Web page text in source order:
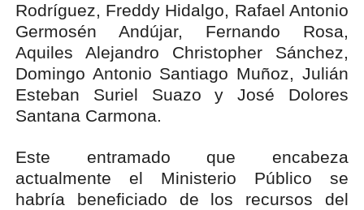
Rodríguez, Freddy Hidalgo, Rafael Antonio
Germosén Andújar, Fernando Rosa,
Aquiles Alejandro Christopher Sánchez,
Domingo Antonio Santiago Muñoz, Julián
Esteban Suriel Suazo y José Dolores
Santana Carmona.
Este entramado que encabeza
actualmente el Ministerio Público se
habría beneficiado de los recursos del